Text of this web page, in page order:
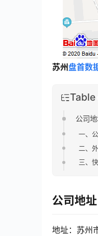
苏州盘首数
公司地
一、
二、
三、
公司地址
地址：苏州